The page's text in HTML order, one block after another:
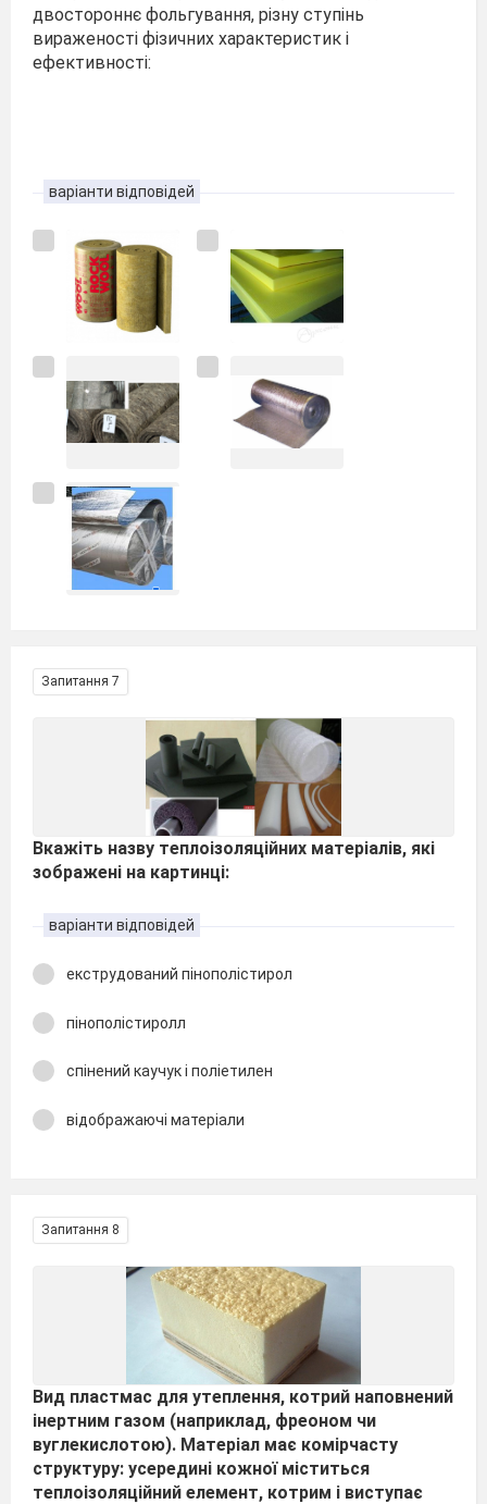
двостороннє фольгування, різну ступінь
вираженості фізичних характеристик і
ефективності:
варіанти відповідей
Запитання 7
Вкажіть назву теплоізоляційних матеріалів, які
зображені на картинці:
варіанти відповідей
екструдований пінополістирол
пінополістиролл
спінений каучук і поліетилен
відображаючі матеріали
Запитання 8
Вид пластмас для утеплення, котрий наповнений
інертним газом (наприклад, фреоном чи
вуглекислотою). Матеріал має комірчасту
структуру: усередині кожної міститься
теплоізоляційний елемент, котрим і виступає